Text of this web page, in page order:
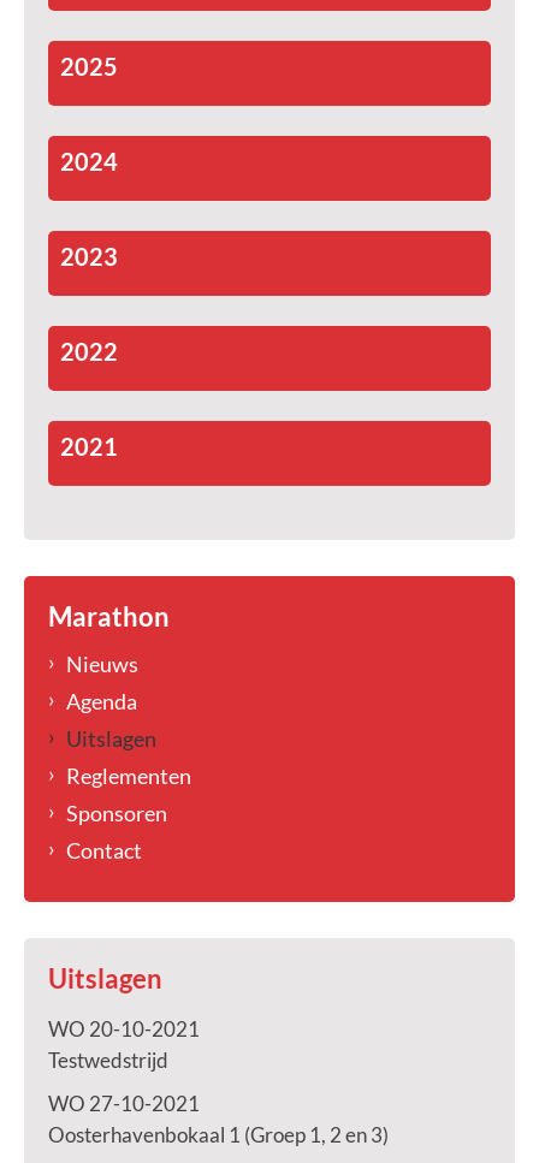
2025
2024
2023
2022
2021
Marathon
Nieuws
Agenda
Uitslagen
Reglementen
Sponsoren
Contact
Uitslagen
WO 20-10-2021
Testwedstrijd
WO 27-10-2021
Oosterhavenbokaal 1 (Groep 1, 2 en 3)